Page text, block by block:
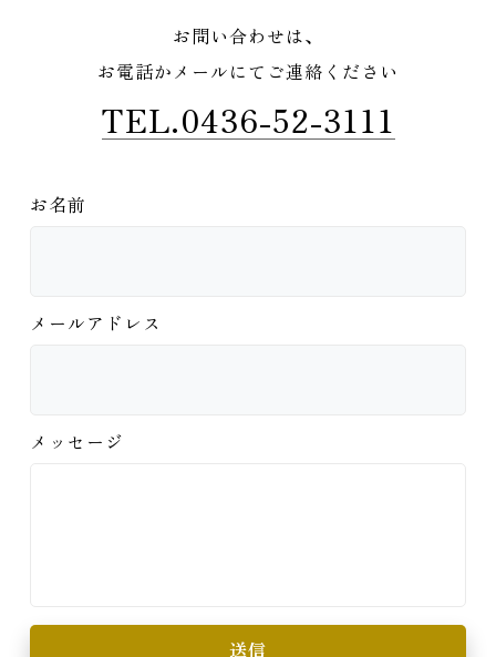
お問い合わせは、
お電話かメールにてご連絡ください
TEL.0436-52-3111
お名前
メールアドレス
メッセージ